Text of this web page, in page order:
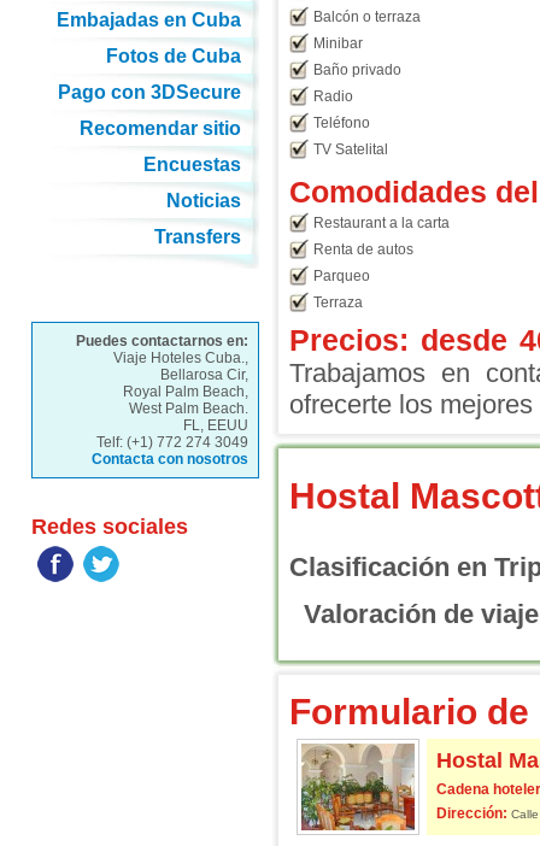
Balcón o terraza
Minibar
Baño privado
Radio
Teléfono
TV Satelital
Comodidades
Restaurant a la carta
Renta de autos
Parqueo
Terraza
Precios: desde
Trabajamos en
ofrecerte los
Hostal
Clasificación en
Valoración de
Formulario
Hostal
Cadena
Dirección:
Embajadas en Cuba
Fotos de Cuba
Pago con 3DSecure
Recomendar sitio
Encuestas
Noticias
Transfers
Puedes contactarnos en:
Viaje Hoteles Cuba.,
Bellarosa Cir,
Royal Palm Beach,
West Palm Beach.
FL, EEUU
Telf: (+1) 772 274 3049
Contacta con nosotros
Redes sociales